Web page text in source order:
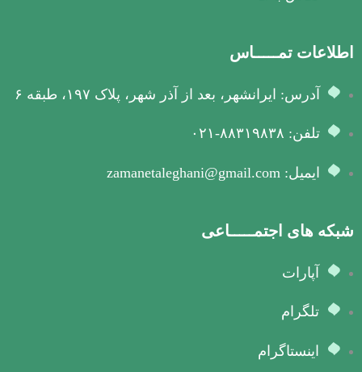
اطلاعات تمـــــاس
آدرس: ایرانشهر، بعد از آذر شهر، پلاک ۱۹۷، طبقه ۶
تلفن: ۸۸۳۱۹۸۳۸-۰۲۱
ایمیل: zamanetaleghani@gmail.com
شبکه های اجتمـــــاعی
آپارات
تلگرام
اینستاگرام